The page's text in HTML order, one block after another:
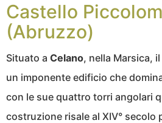
Castello
(Abruzzo)
Situato a Celano, nella Marsica, il
un imponente edificio che
con le sue quattro torri angolari
costruzione risale al XIV° secolo